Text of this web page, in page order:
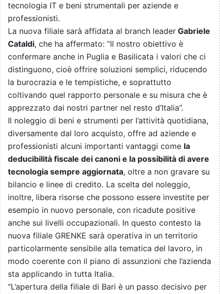
tecnologia IT e beni strumentali per aziende e
professionisti.
La nuova filiale sarà affidata al branch leader Gabriele
Cataldi, che ha affermato: “Il nostro obiettivo è
confermare anche in Puglia e Basilicata i valori che ci
distinguono, cioè offrire soluzioni semplici, riducendo
la burocrazia e le tempistiche, e soprattutto
coltivando quel rapporto personale e su misura che è
apprezzato dai nostri partner nel resto d’Italia”.
Il noleggio di beni e strumenti per l’attività quotidiana,
diversamente dal loro acquisto, offre ad aziende e
professionisti alcuni importanti vantaggi come la
deducibilità fiscale dei canoni e la possibilità di avere
tecnologia sempre aggiornata, oltre a non gravare su
bilancio e linee di credito. La scelta del noleggio,
inoltre, libera risorse che possono essere investite per
esempio in nuovo personale, con ricadute positive
anche sui livelli occupazionali. In questo contesto la
nuova filiale GRENKE sarà operativa in un territorio
particolarmente sensibile alla tematica del lavoro, in
modo coerente con il piano di assunzioni che l’azienda
sta applicando in tutta Italia.
“L’apertura della filiale di Bari è un passo decisivo per